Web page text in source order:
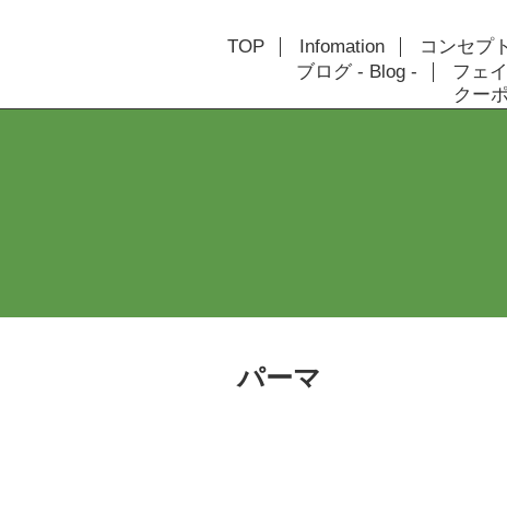
TOP Infomation コンセプ
ブログ - Blog -
フェ
クー
パーマ